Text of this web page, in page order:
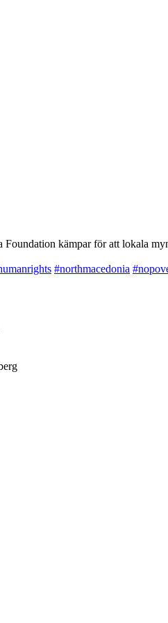
kämpar för att lokala
#northmacedonia